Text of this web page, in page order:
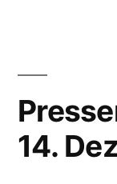
14.